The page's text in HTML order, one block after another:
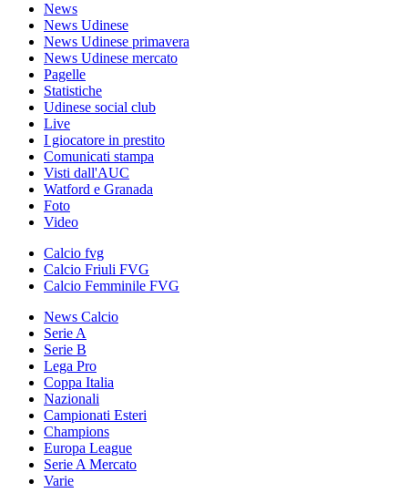
News
News Udinese
News Udinese primavera
News Udinese mercato
Pagelle
Statistiche
Udinese social club
Live
I giocatore in prestito
Comunicati stampa
Visti dall'AUC
Watford e Granada
Foto
Video
Calcio fvg
Calcio Friuli FVG
Calcio Femminile FVG
News Calcio
Serie A
Serie B
Lega Pro
Coppa Italia
Nazionali
Campionati Esteri
Champions
Europa League
Serie A Mercato
Varie